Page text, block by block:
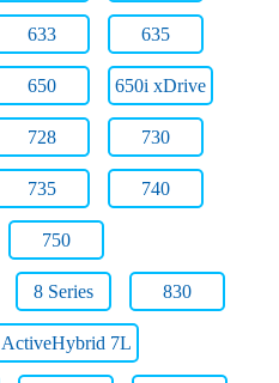
633 635
650 650i xDrive
728 730
735 740
750
8 Series 830
ActiveHybrid 7L